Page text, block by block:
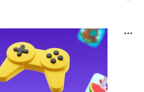
экранизации «Мастера и
Маргариты»
переулок
удивит новая экранизация
«Мастера и Маргариты»